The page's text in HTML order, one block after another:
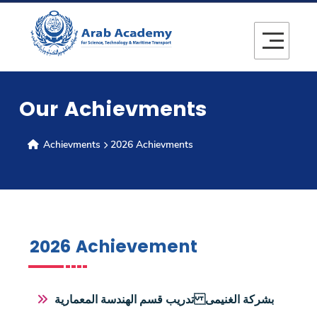
Admission
Consultancy
Our Achievments
Achievments 2026 Achievments
2026 Achievement
تدريب قسم الهندسة المعمارية بشركة الغنيمى